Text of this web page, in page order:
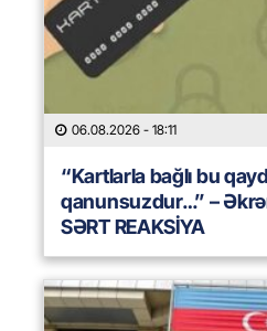
06.08.2026 - 18:11
“Kartlarla bağlı bu
qanunsuzdur…” –
SƏRT REAKSİYA